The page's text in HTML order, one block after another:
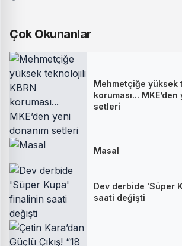
Çok Okunanlar
Mehmetçiğe yüksek
koruması...
setleri
Masal
Dev derbide 'Süper
saati değişti